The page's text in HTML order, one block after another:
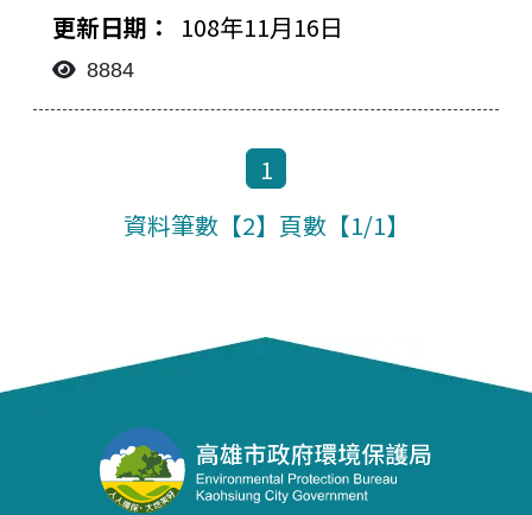
108年11月16日
8884
1
資料筆數【2】頁數【1/1】